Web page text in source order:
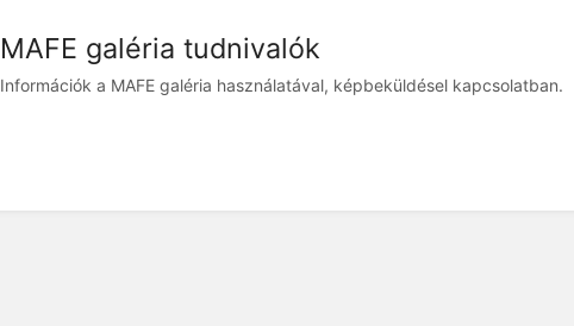
MAFE galéria tudnivalók
Információk a MAFE galéria használatával, képbeküldésel kapcsolatban.